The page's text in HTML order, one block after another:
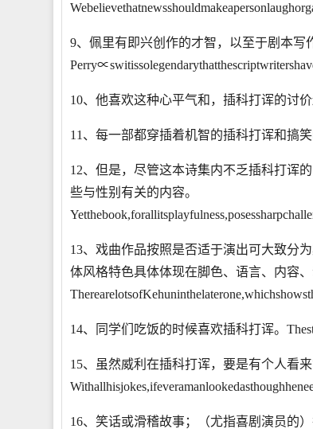
9、佩里有即兴创作的才智，以至于剧本写
10、他喜欢这种心平气和，插科打诨的讨价
11、每一部都穿插着机智的插科打诨和搞笑
12、但是，尽管这本诗集内不乏插科打诨
些与性别有关的内容。
13、戏曲作品按照是否适于演出可大致分
体风格特色具体体现在脚色、语言、内容、
14、同学们吃饭的时候喜欢插科打诨。
15、虽然威利在插科打诨，要是有个人看
16、笑话或滑稽故事；（尤指喜剧演员的）